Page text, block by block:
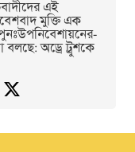
এই
মুক্তি এক
বলছে: অড্রে ট্রুশকে